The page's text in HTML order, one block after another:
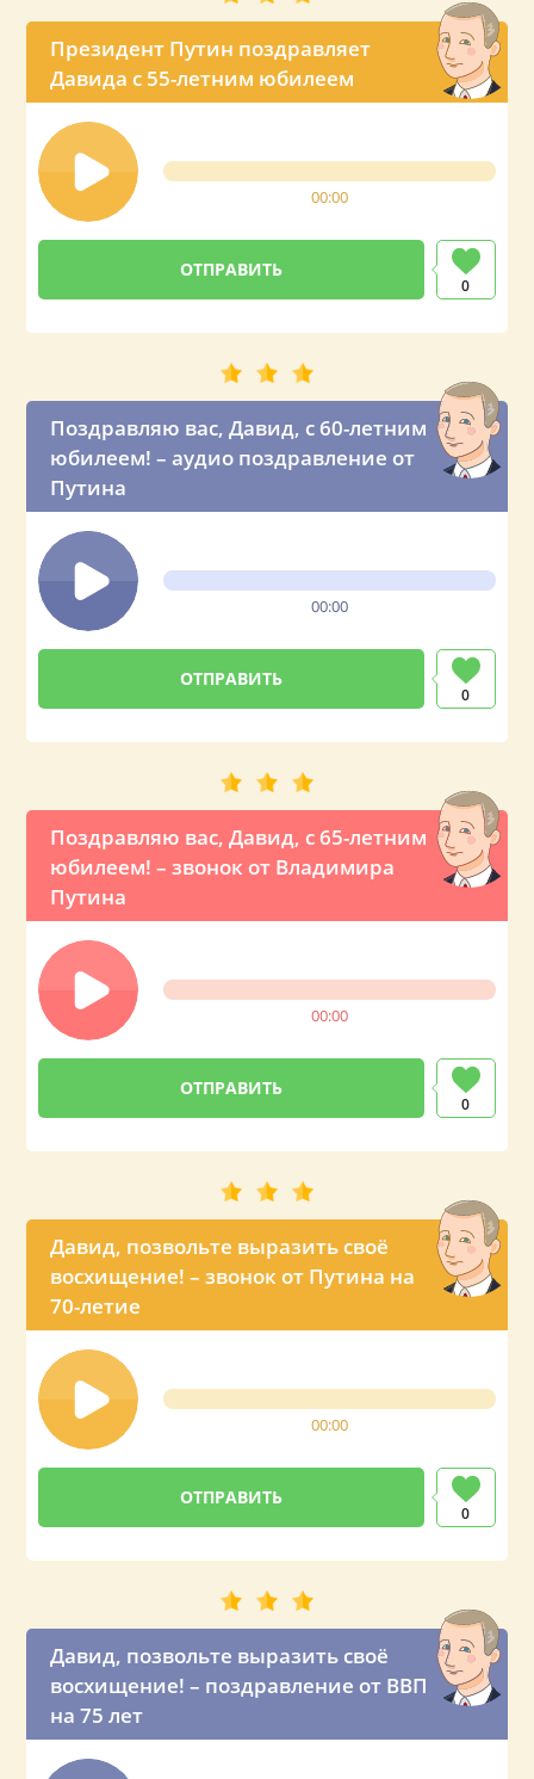
Президент Путин поздравляет
Давида с 55-летним юбилеем
00:00
0
Поздравляю вас, Давид, с 60-летним
юбилеем! – аудио поздравление от
Путина
00:00
0
Поздравляю вас, Давид, с 65-летним
юбилеем! – звонок от Владимира
Путина
00:00
0
Давид, позвольте выразить своё
восхищение! – звонок от Путина на
70-летие
00:00
0
Давид, позвольте выразить своё
восхищение! – поздравление от ВВП
на 75 лет